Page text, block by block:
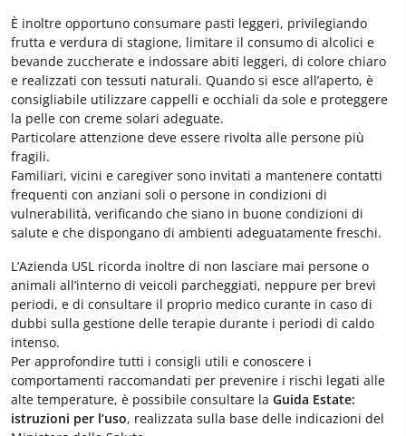
È inoltre opportuno consumare pasti leggeri, privilegiando
frutta e verdura di stagione, limitare il consumo di alcolici e
bevande zuccherate e indossare abiti leggeri, di colore chiaro
e realizzati con tessuti naturali. Quando si esce all’aperto, è
consigliabile utilizzare cappelli e occhiali da sole e proteggere
la pelle con creme solari adeguate.
Particolare attenzione deve essere rivolta alle persone più
fragili.
Familiari, vicini e caregiver sono invitati a mantenere contatti
frequenti con anziani soli o persone in condizioni di
vulnerabilità, verificando che siano in buone condizioni di
salute e che dispongano di ambienti adeguatamente freschi.
L’Azienda USL ricorda inoltre di non lasciare mai persone o
animali all’interno di veicoli parcheggiati, neppure per brevi
periodi, e di consultare il proprio medico curante in caso di
dubbi sulla gestione delle terapie durante i periodi di caldo
intenso.
Per approfondire tutti i consigli utili e conoscere i
comportamenti raccomandati per prevenire i rischi legati alle
alte temperature, è possibile consultare la Guida Estate:
istruzioni per l’uso, realizzata sulla base delle indicazioni del